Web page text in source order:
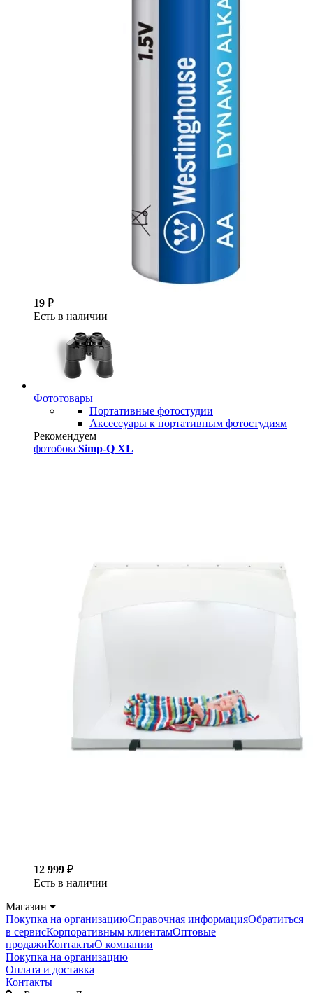
19 ₽
Есть в наличии
Фототовары
Портативные фотостудии
Аксессуары к портативным фотостудиям
Рекомендуем
фотобоксSimp-Q XL
12 999 ₽
Есть в наличии
Магазин
Покупка на организациюСправочная информацияОбратиться
в сервисКорпоративным клиентамОптовые
продажиКонтактыО компании
Покупка на организацию
Оплата и доставка
Контакты